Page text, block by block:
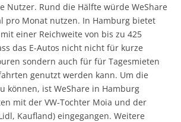
Nutzer. Rund die Hälfte würde WeShare
pro Monat nutzen. In Hamburg bietet
einer Reichweite von bis zu 425
das E-Autos nicht nicht für kurze
sondern auch für für Tagesmieten
genutzt werden kann. Um die
können, ist WeShare in Hamburg
mit der VW-Tochter Moia und der
Kaufland) eingegangen. Weitere